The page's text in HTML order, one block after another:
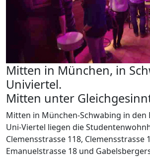
Mitten in München, in
Univiertel.
Mitten unter
Mitten in München-Schwabing in den
Uni-Viertel liegen die
Clemensstrasse 118, Clemensstrasse
Emanuelstrasse 18 und